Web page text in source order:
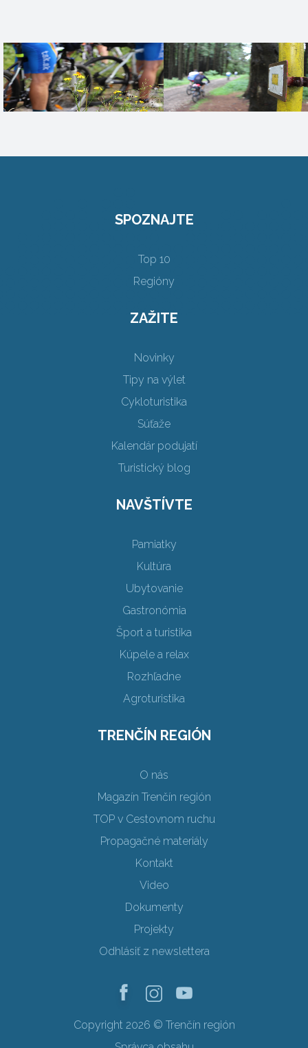
SPOZNAJTE
Top 10
Regióny
ZAŽITE
Novinky
Tipy na výlet
Cykloturistika
Súťaže
Kalendár podujatí
Turistický blog
NAVŠTÍVTE
Pamiatky
Kultúra
Ubytovanie
Gastronómia
Šport a turistika
Kúpele a relax
Rozhľadne
Agroturistika
TRENČÍN REGIÓN
O nás
Magazín Trenčín región
TOP v Cestovnom ruchu
Propagačné materiály
Kontakt
Video
Dokumenty
Projekty
Odhlásiť z newslettera
Copyright 2026 © Trenčín región